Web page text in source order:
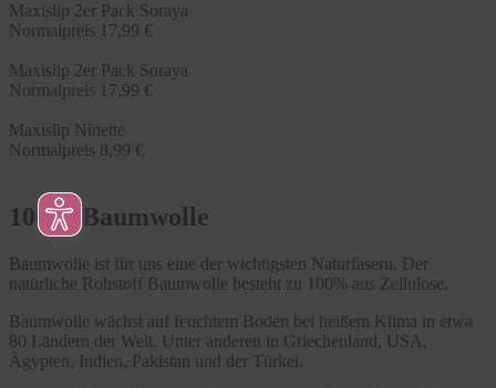
Maxislip 2er Pack Soraya
Normalpreis 17,99 €
Maxislip 2er Pack Soraya
Normalpreis 17,99 €
Maxislip Ninette
Normalpreis 8,99 €
100% Baumwolle
Baumwolle ist für uns eine der wichtigsten Naturfasern. Der
natürliche Rohstoff Baumwolle besteht zu 100% aus Zellulose.
Baumwolle wächst auf feuchtem Boden bei heißem Klima in etwa
80 Ländern der Welt. Unter anderen in Griechenland, USA,
Ägypten, Indien, Pakistan und der Türkei.